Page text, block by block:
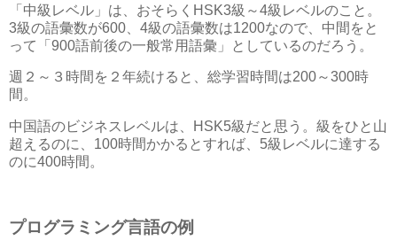
「中級レベル」は、おそらくHSK3級～4級レベルのこと。
3級の語彙数が600、4級の語彙数は1200なので、中間をと
って「900語前後の一般常用語彙」としているのだろう。
週２～３時間を２年続けると、総学習時間は200～300時
間。
中国語のビジネスレベルは、HSK5級だと思う。級をひと山
超えるのに、100時間かかるとすれば、5級レベルに達する
のに400時間。
プログラミング言語の例